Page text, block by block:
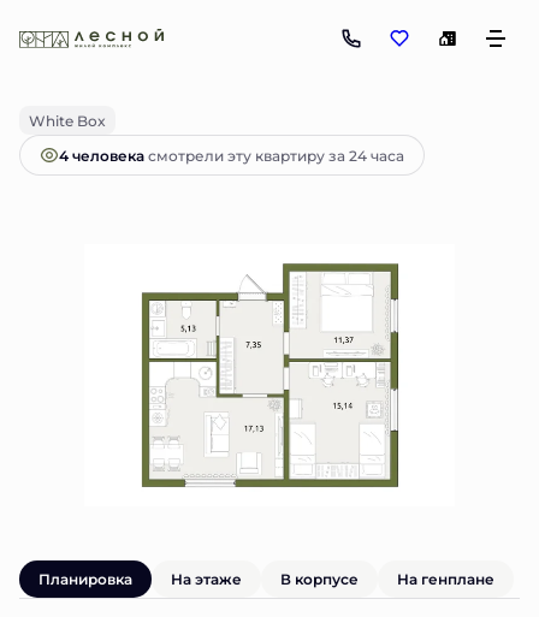
2-комнатная 56.12 м 7 700 000 руб.
Ипотекаот 17 254 руб.
White Box
4 человекaсмотрели эту квартиру за 24 часа
Планировка На этаже В корпусе На генплане